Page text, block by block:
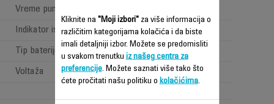
Vreme punjenja
Indikator isticanja vremena Battery indicator
Tip baterije Lithium ion
Voltaža
18.5V
Kliknite na "Moji izbori"za više informacija o
različitim kategorijama kolačića i da biste
imali detaljniji izbor. Možete se predomisliti
u svakom trenutku iz našeg centra za
preferencije. Možete saznati više tako što
ćete pročitati našu politiku o kolačićima.